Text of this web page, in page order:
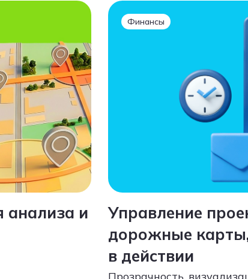
анализа и
Финансы
Управление
дорожные
в действии